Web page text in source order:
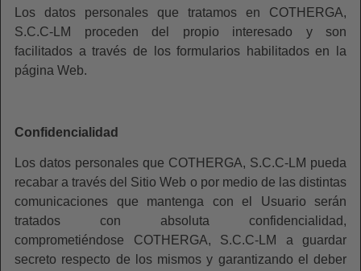
Los datos personales que tratamos en COTHERGA,
S.C.C-LM proceden del propio interesado y son
facilitados a través de los formularios habilitados en la
página Web.
Confidencialidad
Los datos personales que COTHERGA, S.C.C-LM pueda
recabar a través del Sitio Web o por medio de las distintas
comunicaciones que mantenga con el Usuario serán
tratados con absoluta confidencialidad,
comprometiéndose COTHERGA, S.C.C-LM a guardar
secreto respecto de los mismos y garantizando el deber